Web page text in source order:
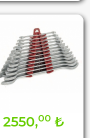
2550,00 ₺